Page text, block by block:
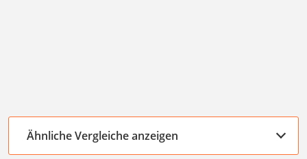
Ähnliche Vergleiche anzeigen